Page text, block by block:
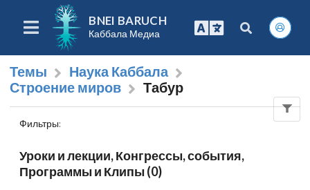
BNEI BARUCH
Каббала Медиа
Темы
Наука Каббала
Строение миров
Табур
Фильтры:
Уроки и лекции, Конгрессы, события,
Программы и Клипы (0)